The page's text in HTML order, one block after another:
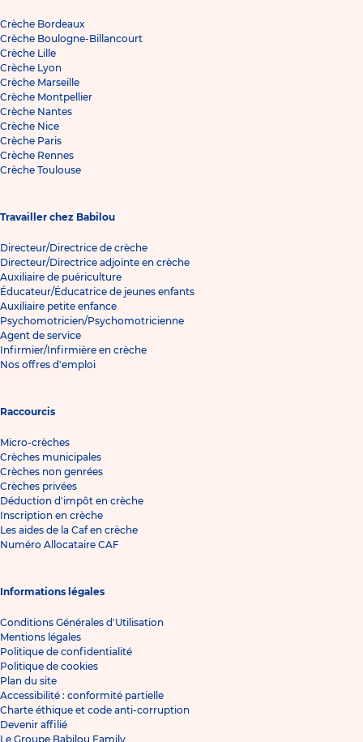
Crèche Bordeaux
Crèche Boulogne-Billancourt
Crèche Lille
Crèche Lyon
Crèche Marseille
Crèche Montpellier
Crèche Nantes
Crèche Nice
Crèche Paris
Crèche Rennes
Crèche Toulouse
Travailler chez Babilou
Directeur/Directrice de crèche
Directeur/Directrice adjointe en crèche
Auxiliaire de puériculture
Éducateur/Éducatrice de jeunes enfants
Auxiliaire petite enfance
Psychomotricien/Psychomotricienne
Agent de service
Infirmier/Infirmière en crèche
Nos offres d'emploi
Raccourcis
Micro-crèches
Crèches municipales
Crèches non genrées
Crèches privées
Déduction d'impôt en crèche
Inscription en crèche
Les aides de la Caf en crèche
Numéro Allocataire CAF
Informations légales
Conditions Générales d'Utilisation
Mentions légales
Politique de confidentialité
Politique de cookies
Plan du site
Accessibilité : conformité partielle
Charte éthique et code anti-corruption
Devenir affilié
Le Groupe Babilou Family